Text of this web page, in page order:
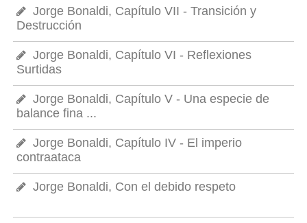
Jorge Bonaldi, Capítulo VII - Transición y
Destrucción
Jorge Bonaldi, Capítulo VI - Reflexiones
Surtidas
Jorge Bonaldi, Capítulo V - Una especie de
balance fina ...
Jorge Bonaldi, Capítulo IV - El imperio
contraataca
Jorge Bonaldi, Con el debido respeto